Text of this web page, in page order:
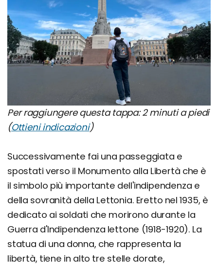
Per raggiungere questa tappa: 2 minuti a piedi
(Ottieni indicazioni)
Successivamente fai una passeggiata e
spostati verso il Monumento alla Libertà che è
il simbolo più importante dell'indipendenza e
della sovranità della Lettonia. Eretto nel 1935, è
dedicato ai soldati che morirono durante la
Guerra d'Indipendenza lettone (1918-1920). La
statua di una donna, che rappresenta la
libertà, tiene in alto tre stelle dorate,